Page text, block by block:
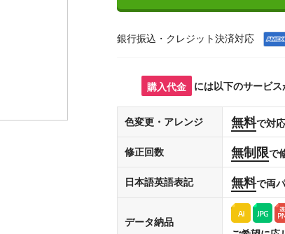
銀行振込・クレジット決済対応
購入代金 には以下のサービス
色変更・アレンジ 無料で対応
修正回数 無制限で
日本語英語表記 無料で両
データ納品